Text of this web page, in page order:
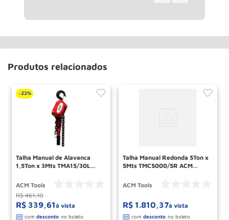
Produtos relacionados
-22%
Talha Manual de Alavanca
1,5Ton x 3Mts TMA15/30L
ACM Tools
R$ 461,10
R$ 339,61à vista
Talha Manual Redonda 5Ton x
5Mts TMC5000/5R ACM
ACM Tools
R$ 1.810,37à vista